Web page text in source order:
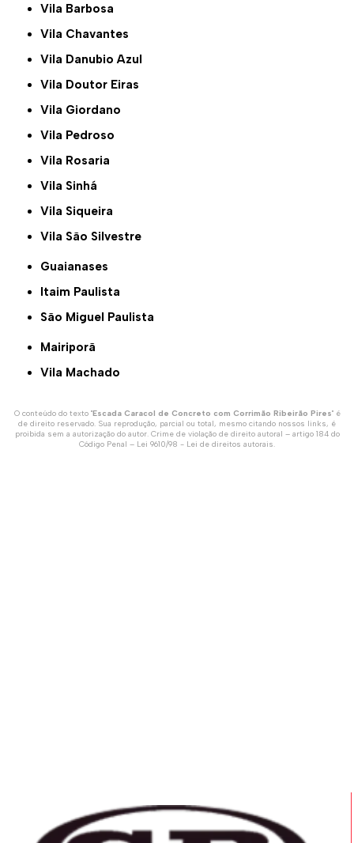
Vila Barbosa
Vila Chavantes
Vila Danubio Azul
Vila Doutor Eiras
Vila Giordano
Vila Pedroso
Vila Rosaria
Vila Sinhá
Vila Siqueira
Vila São Silvestre
Guaianases
Itaim Paulista
São Miguel Paulista
Mairiporã
Vila Machado
O conteúdo do texto "Escada Caracol de Concreto com Corrimão Ribeirão Pires" é
de direito reservado. Sua reprodução, parcial ou total, mesmo citando nossos links, é
proibida sem a autorização do autor. Crime de violação de direito autoral – artigo 184 do
Código Penal – Lei 9610/98 - Lei de direitos autorais.